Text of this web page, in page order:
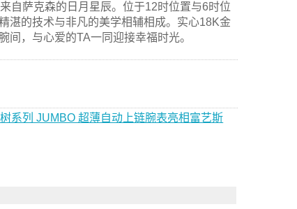
自萨克森的日月星辰。位于12时位置与6时位
湛的技术与非凡的美学相辅相成。实心18K金
，与心爱的TA一同迎接幸福时光。
系列 JUMBO 超薄自动上链腕表亮相富艺斯